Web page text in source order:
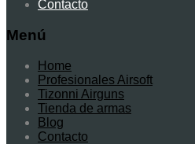
Contacto
Menú
Home
Profesionales Airsoft
Tizonni Airguns
Tienda de armas
Blog
Contacto